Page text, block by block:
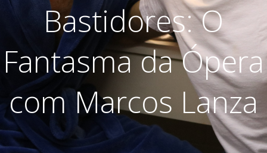
Bastidores: O
Fantasma da Ópera
com Marcos Lanza